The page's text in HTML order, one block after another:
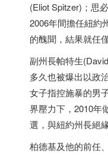
(Eliot Spitzer)；思
2006年間擔任紐約
的醜聞，結果就任
副州長帕特生
多久也被爆出以政
女子指控施暴的男
界壓力下，2010年
選，與紐約州長絕緣
柏德基及他的前任